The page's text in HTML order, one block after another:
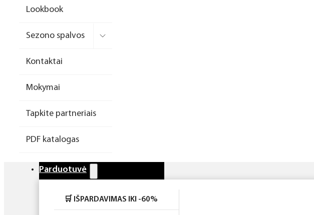
priemonės
Rinkiniai
Lookbook
Sezono spalvos
Kontaktai
Mokymai
Tapkite partneriais
PDF katalogas
Parduotuvė
🛒 IŠPARDAVIMAS IKI -60%